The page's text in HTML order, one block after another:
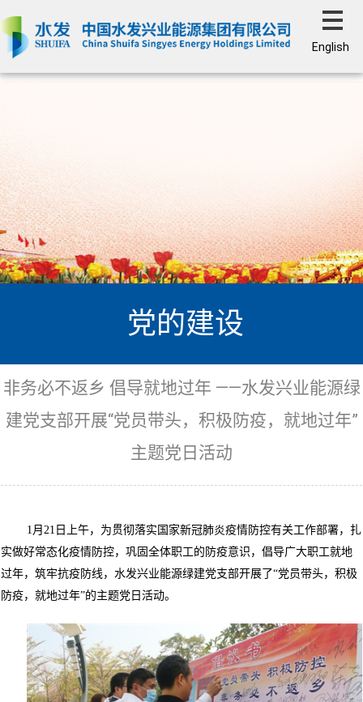
English
党的建设
非务必不返乡 倡导就地过年 ——水发兴业能源绿
建党支部开展“党员带头，积极防疫，就地过年”
主题党日活动
1月21日上午，为贯彻落实国家新冠肺炎疫情防控有关工作部署，扎
实做好常态化疫情防控，巩固全体职工的防疫意识，倡导广大职工就地
过年，筑牢抗疫防线，水发兴业能源绿建党支部开展了“党员带头，积极
防疫，就地过年”的主题党日活动。